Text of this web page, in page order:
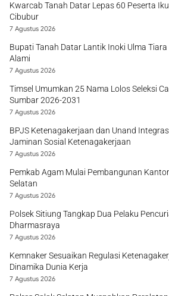
Kwarcab Tanah Datar Lepas 60 Peserta
Cibubur
7 Agustus 2026
Bupati Tanah Datar Lantik Inoki Ulma
Alami
7 Agustus 2026
Timsel Umumkan 25 Nama Lolos Seleksi
Sumbar 2026-2031
7 Agustus 2026
BPJS Ketenagakerjaan dan Unand
Jaminan Sosial Ketenagakerjaan
7 Agustus 2026
Pemkab Agam Mulai Pembangunan
Selatan
7 Agustus 2026
Polsek Sitiung Tangkap Dua Pelaku
Dharmasraya
7 Agustus 2026
Kemnaker Sesuaikan Regulasi
Dinamika Dunia Kerja
7 Agustus 2026